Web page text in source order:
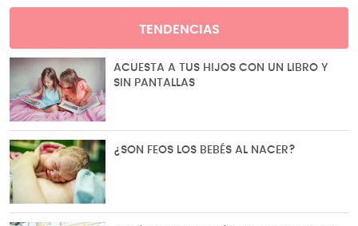
TENDENCIAS
ACUESTA A TUS HIJOS CON UN LIBRO Y
SIN PANTALLAS
¿SON FEOS LOS BEBÉS AL NACER?